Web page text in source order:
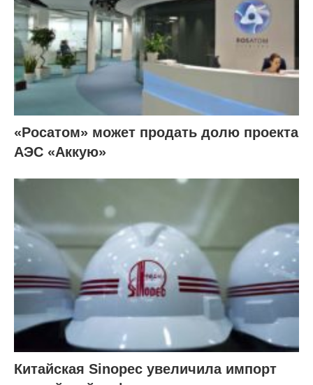
«Росатом» может продать долю проекта
АЭС «Аккую»
Китайская Sinopec увеличила импорт